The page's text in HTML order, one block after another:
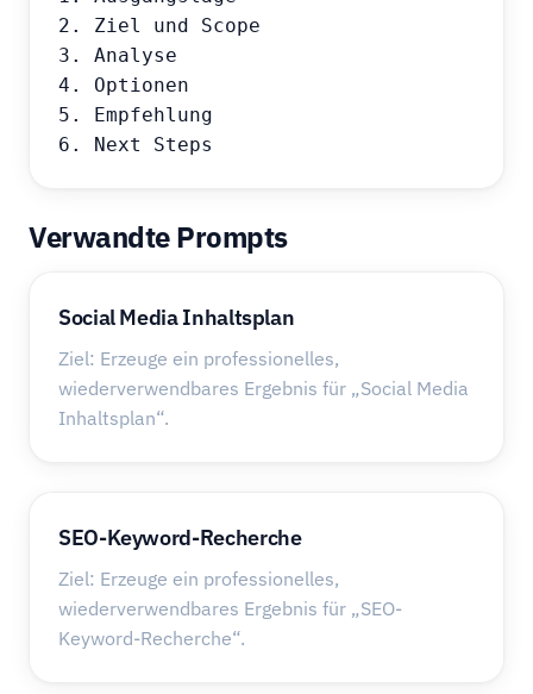
2. Ziel und Scope
3. Analyse
4. Optionen
5. Empfehlung
6. Next Steps
Verwandte Prompts
Social Media Inhaltsplan
Ziel: Erzeuge ein professionelles,
wiederverwendbares Ergebnis für „Social Media
Inhaltsplan“.
SEO-Keyword-Recherche
Ziel: Erzeuge ein professionelles,
wiederverwendbares Ergebnis für „SEO-
Keyword-Recherche“.